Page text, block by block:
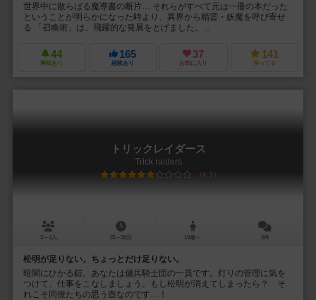
世界中に散らばる魔導書の断片… それらがすべて元は一冊の本だった
ということが明らかになった時より、異界から精霊・妖魔を呼び寄せ
る 「召喚術」は、飛躍的な発展をとげました。...
44
興味あり
165
経験あり
37
お気に入り
141
持ってる
トリックレイダース
Trick raiders
6.3
3～4人 15～30分 10歳～ 2件
松明が足りない。ちょっとだけ足りない。
暗闇にひかる鎧。あなたは傭兵騎士団の一員です。灯りの管理に気を
つけて、仕事をこなしましょう。もし松明が消えてしまったら？ そ
れこそ同僚たちの思う壺なのです…！